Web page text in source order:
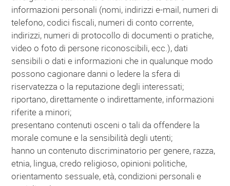
informazioni personali (nomi, indirizzi e-mail, numeri di
telefono, codici fiscali, numeri di conto corrente,
indirizzi, numeri di protocollo di documenti o pratiche,
video o foto di persone riconoscibili, ecc.), dati
sensibili o dati e informazioni che in qualunque modo
possono cagionare danni o ledere la sfera di
riservatezza o la reputazione degli interessati;
riportano, direttamente o indirettamente, informazioni
riferite a minori;
presentano contenuti osceni o tali da offendere la
morale comune e la sensibilità degli utenti;
hanno un contenuto discriminatorio per genere, razza,
etnia, lingua, credo religioso, opinioni politiche,
orientamento sessuale, età, condizioni personali e